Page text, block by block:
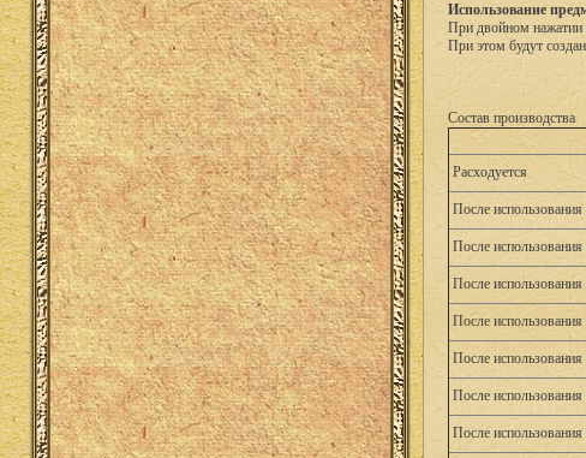
Использование
При двойном нажатии
При этом будут
Состав производства
Расходуется
После
После
После
После
После
После
После